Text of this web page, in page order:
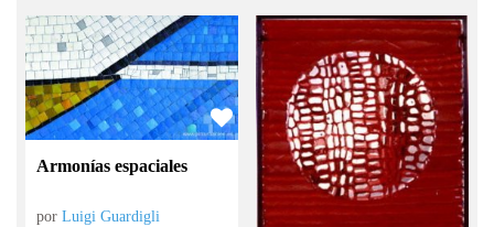
Armonías espaciales
porLuigi Guardigli